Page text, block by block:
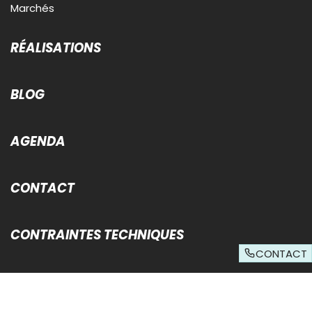
CONTACT
Marchés
RÉALISATIONS
BLOG
AGENDA
CONTACT
CONTRAINTES TECHNIQUES